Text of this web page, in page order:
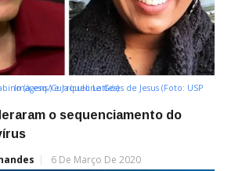
Ester Cerdeira Sabino (à esq.) e Jaqueline Góes de Jesus (Foto: USP Imagens/Currículo Lattes)
o sequenciamento do
6 De Março De 2020